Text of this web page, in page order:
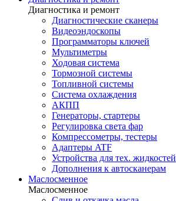
Диагностика и ремонт
Диагностические сканеры
Видеоэндоскопы
Программаторы ключей
Мультиметры
Ходовая система
Тормозной системы
Топливной системы
Система охлаждения
АКПП
Генераторы, стартеры
Регулировка света фар
Компрессометры, тестеры
Адаптеры ATF
Устройства для тех. жидкостей
Дополнения к автосканерам
Маслосменное
Маслосменное